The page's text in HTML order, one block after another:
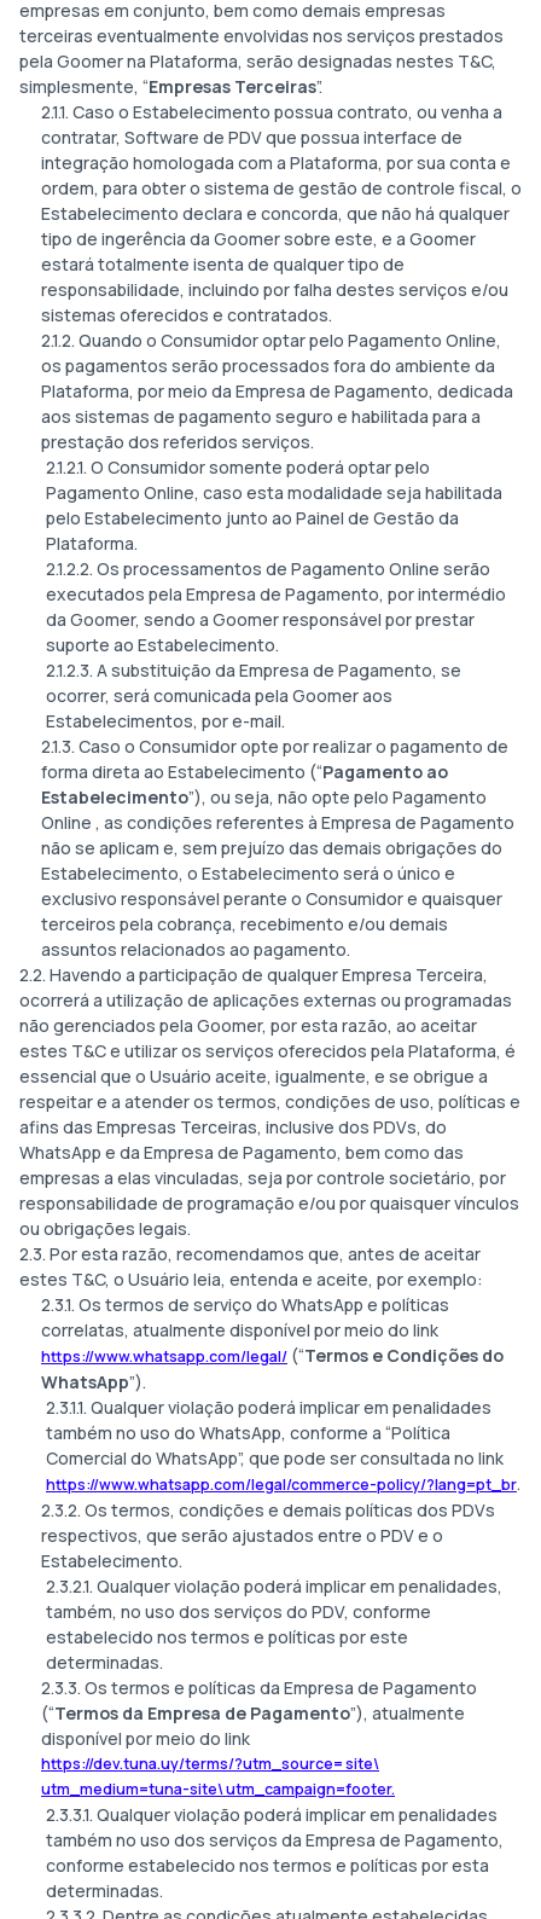
empresas em conjunto, bem como demais empresas
terceiras eventualmente envolvidas nos serviços prestados
pela Goomer na Plataforma, serão designadas nestes T&C,
simplesmente, “Empresas Terceiras”.
2.1.1. Caso o Estabelecimento possua contrato, ou venha a
contratar, Software de PDV que possua interface de
integração homologada com a Plataforma, por sua conta e
ordem, para obter o sistema de gestão de controle fiscal, o
Estabelecimento declara e concorda, que não há qualquer
tipo de ingerência da Goomer sobre este, e a Goomer
estará totalmente isenta de qualquer tipo de
responsabilidade, incluindo por falha destes serviços e/ou
sistemas oferecidos e contratados.
2.1.2. Quando o Consumidor optar pelo Pagamento Online,
os pagamentos serão processados fora do ambiente da
Plataforma, por meio da Empresa de Pagamento, dedicada
aos sistemas de pagamento seguro e habilitada para a
prestação dos referidos serviços.
2.1.2.1. O Consumidor somente poderá optar pelo
Pagamento Online, caso esta modalidade seja habilitada
pelo Estabelecimento junto ao Painel de Gestão da
Plataforma.
2.1.2.2. Os processamentos de Pagamento Online serão
executados pela Empresa de Pagamento, por intermédio
da Goomer, sendo a Goomer responsável por prestar
suporte ao Estabelecimento.
2.1.2.3. A substituição da Empresa de Pagamento, se
ocorrer, será comunicada pela Goomer aos
Estabelecimentos, por e-mail.
2.1.3. Caso o Consumidor opte por realizar o pagamento de
forma direta ao Estabelecimento (“Pagamento ao
Estabelecimento”), ou seja, não opte pelo Pagamento
Online , as condições referentes à Empresa de Pagamento
não se aplicam e, sem prejuízo das demais obrigações do
Estabelecimento, o Estabelecimento será o único e
exclusivo responsável perante o Consumidor e quaisquer
terceiros pela cobrança, recebimento e/ou demais
assuntos relacionados ao pagamento.
2.2. Havendo a participação de qualquer Empresa Terceira,
ocorrerá a utilização de aplicações externas ou programadas
não gerenciados pela Goomer, por esta razão, ao aceitar
estes T&C e utilizar os serviços oferecidos pela Plataforma, é
essencial que o Usuário aceite, igualmente, e se obrigue a
respeitar e a atender os termos, condições de uso, políticas e
afins das Empresas Terceiras, inclusive dos PDVs, do
WhatsApp e da Empresa de Pagamento, bem como das
empresas a elas vinculadas, seja por controle societário, por
responsabilidade de programação e/ou por quaisquer vínculos
ou obrigações legais.
2.3. Por esta razão, recomendamos que, antes de aceitar
estes T&C, o Usuário leia, entenda e aceite, por exemplo:
2.3.1. Os termos de serviço do WhatsApp e políticas
correlatas, atualmente disponível por meio do link
https://www.whatsapp.com/legal/ (“Termos e Condições do
WhatsApp”).
2.3.1.1. Qualquer violação poderá implicar em penalidades
também no uso do WhatsApp, conforme a “Política
Comercial do WhatsApp”, que pode ser consultada no link
https://www.whatsapp.com/legal/commerce-policy/?lang=pt_br.
2.3.2. Os termos, condições e demais políticas dos PDVs
respectivos, que serão ajustados entre o PDV e o
Estabelecimento.
2.3.2.1. Qualquer violação poderá implicar em penalidades,
também, no uso dos serviços do PDV, conforme
estabelecido nos termos e políticas por este
determinadas.
2.3.3. Os termos e políticas da Empresa de Pagamento
(“Termos da Empresa de Pagamento”), atualmente
disponível por meio do link
https://dev.tuna.uy/terms/?utm_source= site\
utm_medium=tuna-site\ utm_campaign=footer.
2.3.3.1. Qualquer violação poderá implicar em penalidades
também no uso dos serviços da Empresa de Pagamento,
conforme estabelecido nos termos e políticas por esta
determinadas.